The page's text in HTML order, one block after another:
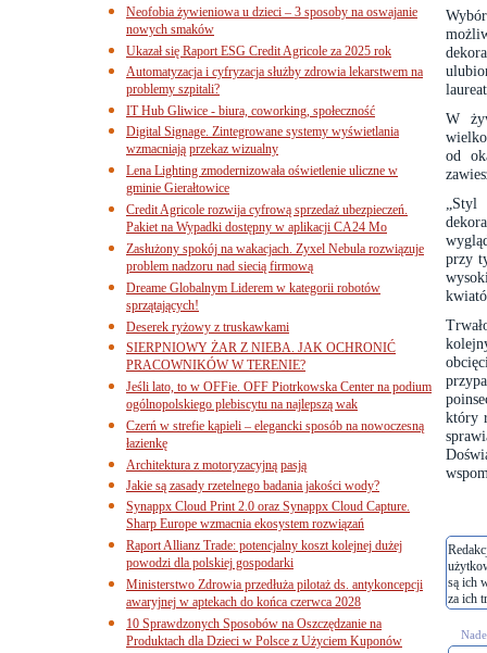
W
od
przy
który
są ich
za ich
Neofobia żywieniowa u dzieci – 3 sposoby na oswajanie
nowych smaków
Ukazał się Raport ESG Credit Agricole za 2025 rok
Automatyzacja i cyfryzacja służby zdrowia lekarstwem na
problemy szpitali?
IT Hub Gliwice - biura, coworking, społeczność
Digital Signage. Zintegrowane systemy wyświetlania
wzmacniają przekaz wizualny
Lena Lighting zmodernizowała oświetlenie uliczne w
gminie Gierałtowice
Credit Agricole rozwija cyfrową sprzedaż ubezpieczeń.
Pakiet na Wypadki dostępny w aplikacji CA24 Mo
Zasłużony spokój na wakacjach. Zyxel Nebula rozwiązuje
problem nadzoru nad siecią firmową
Dreame Globalnym Liderem w kategorii robotów
sprzątających!
Deserek ryżowy z truskawkami
SIERPNIOWY ŻAR Z NIEBA. JAK OCHRONIĆ
PRACOWNIKÓW W TERENIE?
Jeśli lato, to w OFFie. OFF Piotrkowska Center na podium
ogólnopolskiego plebiscytu na najlepszą wak
Czerń w strefie kąpieli – elegancki sposób na nowoczesną
łazienkę
Architektura z motoryzacyjną pasją
Jakie są zasady rzetelnego badania jakości wody?
Synappx Cloud Print 2.0 oraz Synappx Cloud Capture.
Sharp Europe wzmacnia ekosystem rozwiązań
Raport Allianz Trade: potencjalny koszt kolejnej dużej
powodzi dla polskiej gospodarki
Ministerstwo Zdrowia przedłuża pilotaż ds. antykoncepcji
awaryjnej w aptekach do końca czerwca 2028
10 Sprawdzonych Sposobów na Oszczędzanie na
Produktach dla Dzieci w Polsce z Użyciem Kuponów